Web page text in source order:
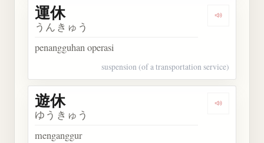
Dengarkan
運休
うんきゅう
penangguhan operasi
suspension (of a transportation service)
Dengarkan
遊休
ゆうきゅう
menganggur